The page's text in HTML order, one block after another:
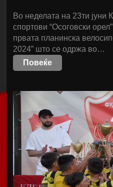
Во неделата на 23ти јуни
спортови “Осоговски
првата планинска
2024” што се одржа во…
Повеќе